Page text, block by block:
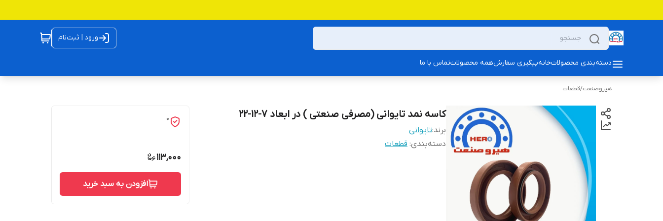
ورود | ثبت‌نام
دسته‌بندی محصولاتخانهپیگیری سفارشهمه محصولاتتماس با ما
هیروصنعت/قطعات
کاسه نمد تایوانی (مصرفی صنعتی ) در ابعاد 7-12-22
برند:تایوانی
دسته‌بندی: قطعات
0
113,000
افزودن به سبد خرید